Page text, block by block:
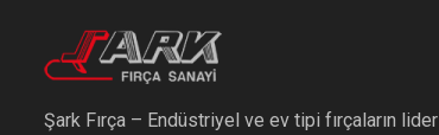
Şark Fırça – Endüstriyel ve ev tipi fırçaların lider